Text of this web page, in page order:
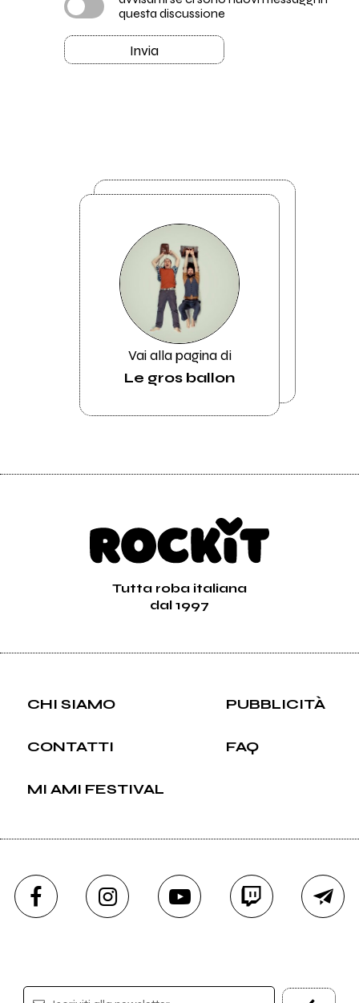
questa discussione
Invia
Vai alla pagina di
Le gros ballon
Tutta roba italiana
dal 1997
CHI SIAMO PUBBLICITÀ
CONTATTI FAQ
MI AMI FESTIVAL